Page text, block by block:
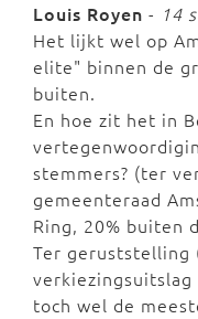
Louis Royen - 14
Het lijkt wel op
elite" binnen de
buiten.
En hoe zit het in
stemmers? (ter
gemeenteraad
Ring, 20% buiten
Ter geruststelling
toch wel de